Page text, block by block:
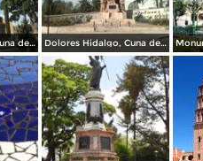
Dolores Hidalgo, Cuna de la Independencia Nacional. Dolores Hidalgo, Cuna de la Independencia Nacional.